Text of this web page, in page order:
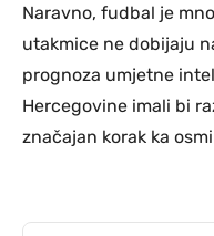
Naravno, fudbal je
utakmice ne dobijaju
prognoza umjetne
Hercegovine imali bi
značajan korak ka